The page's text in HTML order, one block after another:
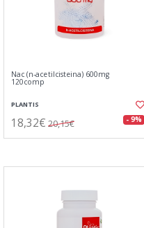
Nac (n-acetilcisteina) 600mg
120comp
PLANTIS
18,32€ 20,15€ - 9%